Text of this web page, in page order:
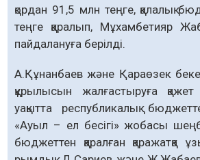
қордан 91,5 млн теңге, қалалық
теңге қаралып, Мұхамбетияр
пайдалануға берілді.
А.Құнанбаев және Қараөзек
құрылысын жалғастыруға
уақытта республикалық
«Ауыл – ел бесігі» жобасы
бюджеттен қаралған қаражатқа